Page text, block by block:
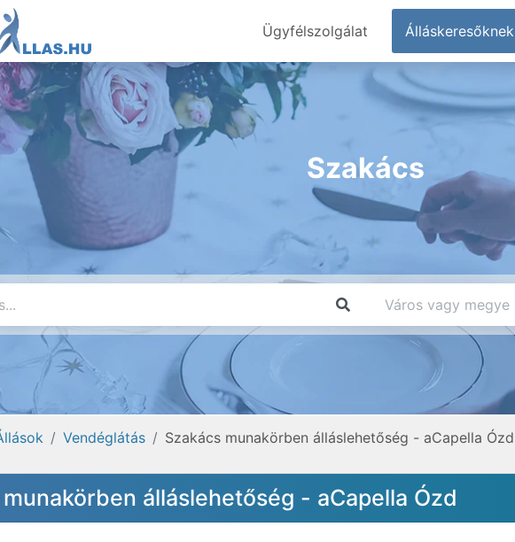
Ügyfélszolgálat Álláskeresőknek
Szakács
Vendéglátás Szakács munakörben álláslehetőség - aCapella Ózd
álláslehetőség - aCapella Ózd